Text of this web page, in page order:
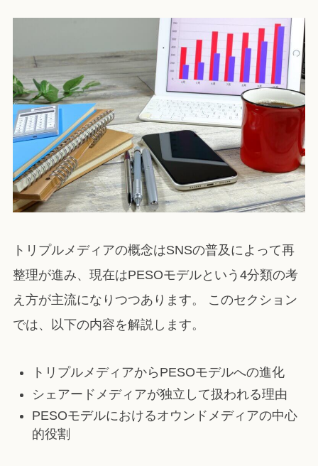
トリプルメディアの概念はSNSの普及によって再
整理が進み、現在はPESOモデルという4分類の考
え方が主流になりつつあります。 このセクション
では、以下の内容を解説します。
トリプルメディアからPESOモデルへの進化
シェアードメディアが独立して扱われる理由
PESOモデルにおけるオウンドメディアの中心
的役割